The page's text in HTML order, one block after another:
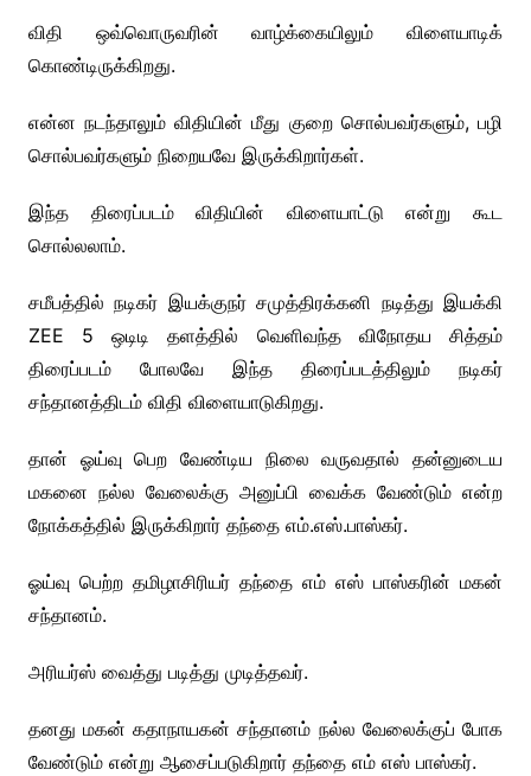
விதி ஒவ்வொருவரின் வாழ்க்கையிலும் விளையாடிக்
கொண்டிருக்கிறது.
என்ன நடந்தாலும் விதியின் மீது குறை சொல்பவர்களும், பழி
சொல்பவர்களும் நிறையவே இருக்கிறார்கள்.
இந்த திரைப்படம் விதியின் விளையாட்டு என்று கூட
சொல்லலாம்.
சமீபத்தில் நடிகர் இயக்குநர் சமுத்திரக்கனி நடித்து இயக்கி
ZEE 5 ஒடிடி தளத்தில் வெளிவந்த விநோதய சித்தம்
திரைப்படம் போலவே இந்த திரைப்படத்திலும் நடிகர்
சந்தானத்திடம் விதி விளையாடுகிறது.
தான் ஓய்வு பெற வேண்டிய நிலை வருவதால் தன்னுடைய
மகனை நல்ல வேலைக்கு அனுப்பி வைக்க வேண்டும் என்ற
நோக்கத்தில் இருக்கிறார் தந்தை எம்.எஸ்.பாஸ்கர்.
ஓய்வு பெற்ற தமிழாசிரியர் தந்தை எம் எஸ் பாஸ்கரின் மகன்
சந்தானம்.
அரியர்ஸ் வைத்து படித்து முடித்தவர்.
தனது மகன் கதாநாயகன் சந்தானம் நல்ல வேலைக்குப் போக
வேண்டும் என்று ஆசைப்படுகிறார் தந்தை எம் எஸ் பாஸ்கர்.